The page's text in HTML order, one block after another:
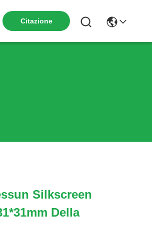
Citazione
Silkscreen
Della